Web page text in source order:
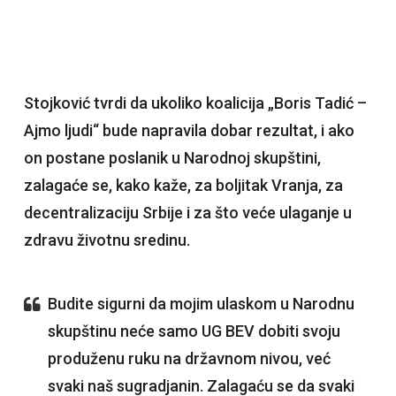
Stojković tvrdi da ukoliko koalicija „Boris Tadić –
Ajmo ljudi“ bude napravila dobar rezultat, i ako
on postane poslanik u Narodnoj skupštini,
zalagaće se, kako kaže, za boljitak Vranja, za
decentralizaciju Srbije i za što veće ulaganje u
zdravu životnu sredinu.
Budite sigurni da mojim ulaskom u Narodnu
skupštinu neće samo UG BEV dobiti svoju
produženu ruku na državnom nivou, već
svaki naš sugradjanin. Zalagaću se da svaki